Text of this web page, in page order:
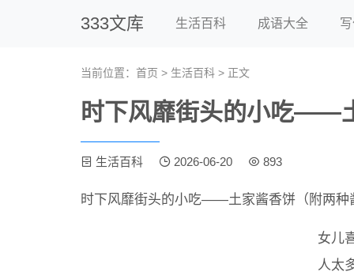
333文库 生活百科 成语大全
当前位置： 首页 > 生活百科 > 正文
时下风靡街头的小吃——
生活百科 2026-06-20 893
时下风靡街头的小吃——土家酱香饼（附两种
女儿
人太